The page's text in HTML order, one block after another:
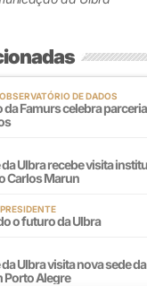
DE DADOS
Famurs celebra
Ulbra recebe visita
Carlos Marun
o futuro da Ulbra
Ulbra visita nova sede
Porto Alegre